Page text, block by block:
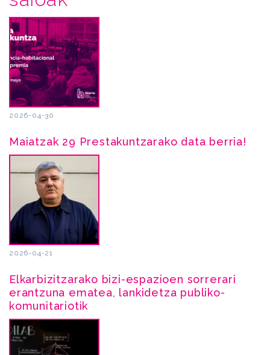
2026-04-30
Maiatzak 29 Prestakuntzarako data berria!
2026-04-21
Elkarbizitzarako bizi-espazioen sorrerari
erantzuna ematea, lankidetza publiko-
komunitariotik